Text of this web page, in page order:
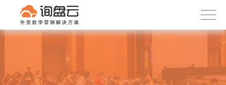
首页
客户案例
下载APP